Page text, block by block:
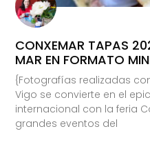
CONXEMAR TAPAS
MAR EN FORMATO
{Fotografías realizadas
Vigo se convierte en el
internacional con la feria
grandes eventos del